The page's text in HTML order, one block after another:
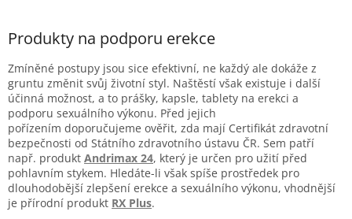
Produkty na podporu erekce
Zmíněné postupy jsou sice efektivní, ne každý ale dokáže z
gruntu změnit svůj životní styl. Naštěstí však existuje i další
účinná možnost, a to prášky, kapsle, tablety na erekci a
podporu sexuálního výkonu. Před jejich
pořízením doporučujeme ověřit, zda mají Certifikát zdravotní
bezpečnosti od Státního zdravotního ústavu ČR. Sem patří
např. produkt Andrimax 24, který je určen pro užití před
pohlavním stykem. Hledáte-li však spíše prostředek pro
dlouhodobější zlepšení erekce a sexuálního výkonu, vhodnější
je přírodní produkt RX Plus.